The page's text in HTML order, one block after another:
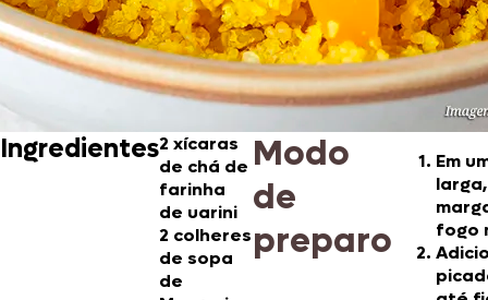
Ingredientes2 xícaras
de chá de
farinha
de uarini
2 colheres
de sopa
de
Modo
de
preparo
Em
fogo